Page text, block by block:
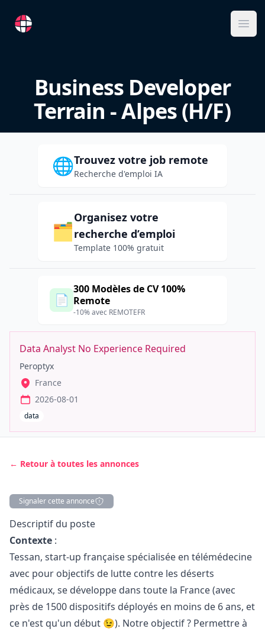
RemoteFR
Business Developer
Terrain - Alpes (H/F)
🌐Trouvez votre job remote
Recherche d'emploi IA
🗂️
Organisez votre
recherche d’emploi
Template 100% gratuit
📄
300 Modèles de CV 100%
Remote
-10% avec REMOTEFR
Data Analyst No Experience Required
Peroptyx
France
2026-08-01
data
← Retour à toutes les annonces
Signaler cette annonce
Description
Descriptif du poste
Contexte :
Tessan, start-up française spécialisée en télémédecine
avec pour objectifs de lutte contre les déserts
médicaux, se développe dans toute la France (avec
près de 1500 dispositifs déployés en moins de 6 ans, et
ce n'est qu'un début 😉). Notre objectif ? Permettre à